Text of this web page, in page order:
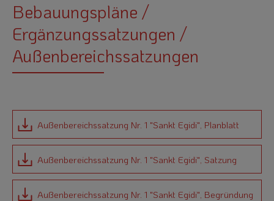
Bebauungspläne /
Ergänzungssatzungen /
Außenbereichssatzungen
Außenbereichssatzung Nr. 1 "Sankt Egidi", Planblatt
Außenbereichssatzung Nr. 1 "Sankt Egidi", Satzung
Außenbereichssatzung Nr. 1 "Sankt Egidi", Begründung